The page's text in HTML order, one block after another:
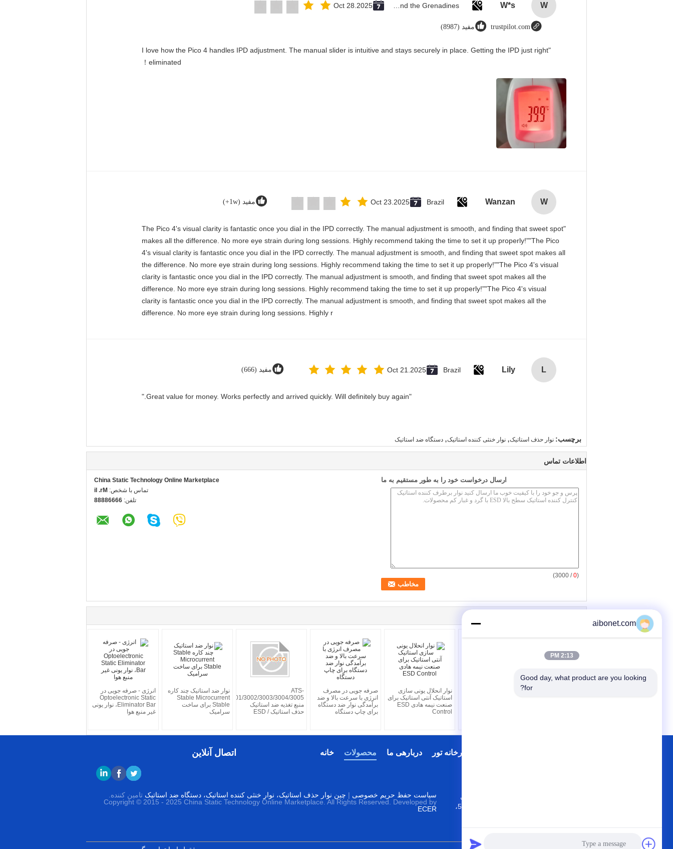
W
W*s
Oct 28.2025
trustpilot.com مفید (8987)
"I love how the Pico 4 handles IPD adjustment. The manual slider is intuitive and stays securely in place. Getting the IPD just right
eliminated！
W
Wanzan
Brazil
Oct 23.2025 مفید (1w+)
"The Pico 4's visual clarity is fantastic once you dial in the IPD correctly. The manual adjustment is smooth, and finding that sweet spot
makes all the difference. No more eye strain during long sessions. Highly recommend taking the time to set it up properly!""The Pico
4's visual clarity is fantastic once you dial in the IPD correctly. The manual adjustment is smooth, and finding that sweet spot makes all
the difference. No more eye strain during long sessions. Highly recommend taking the time to set it up properly!""The Pico 4's visual
clarity is fantastic once you dial in the IPD correctly. The manual adjustment is smooth, and finding that sweet spot makes all the
difference. No more eye strain during long sessions. Highly recommend taking the time to set it up properly!""The Pico 4's visual
clarity is fantastic once you dial in the IPD correctly. The manual adjustment is smooth, and finding that sweet spot makes all the
difference. No more eye strain during long sessions. Highly r
L
Lily
Brazil
Oct 21.2025 مفید (666)
"Great value for money. Works perfectly and arrived quickly. Will definitely buy again."
برچسب: نوار حذف استاتیک, نوار خنثی کننده استاتیک, دستگاه ضد استاتیک
اطلاعات تماس
China Static Technology Online Marketplace
تماس با شخص: Mr. li
تلفن: 66668888
ارسال درخواست خود را به طور مستقیم به ما
(
0
/ 3000)
انرژی - صرفه جویی در
Optoelectronic Static
Eliminator Bar، نوار یونی
غیر منبع هوا
نوار ضد استاتیک چند کاره
Stable Microcurrent
Stable برای ساخت
سرامیک
ATS-
3001/3002/3003/3004/3005
منبع تغذیه ضد استاتیک
حذف استاتیک / ESD
صرفه جویی در مصرف
انرژی با سرعت بالا و ضد
برآمدگی نوار ضد دستگاه
برای چاپ دستگاه
نوار انحلال یونی سازی
استاتیک آنتی استاتیک برای
صنعت نیمه هادی ESD
Control
اتصال آنلاین کارخانه تور دربارهی ما محصولات خانه
سیاست حفظ حریم خصوصی | چین نوار حذف استاتیک، نوار خنثی کننده استاتیک، دستگاه ضد استاتیک تامین کننده.
Copyright © 2015 - 2025 China Static Technology Online Marketplace. All Rights Reserved. Developed by
ECER
دفتر 504، بلوک A4، اکتبر منطقه صنعتی
شرقی، نان شان منطقه، شنژن 518،034،
aibonet.com
2:13 PM
Good day, what product are you looking
for?